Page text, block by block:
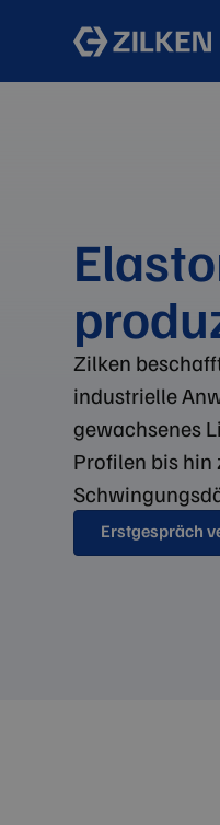
Zilken
industrielle
gewachsenes
Profilen bis hin
Erstgespräch